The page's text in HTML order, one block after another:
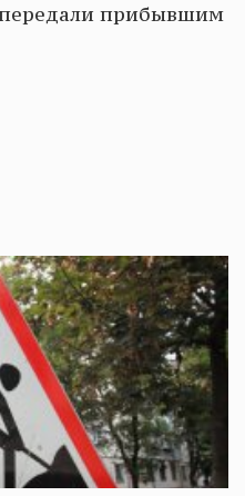
прибывшим